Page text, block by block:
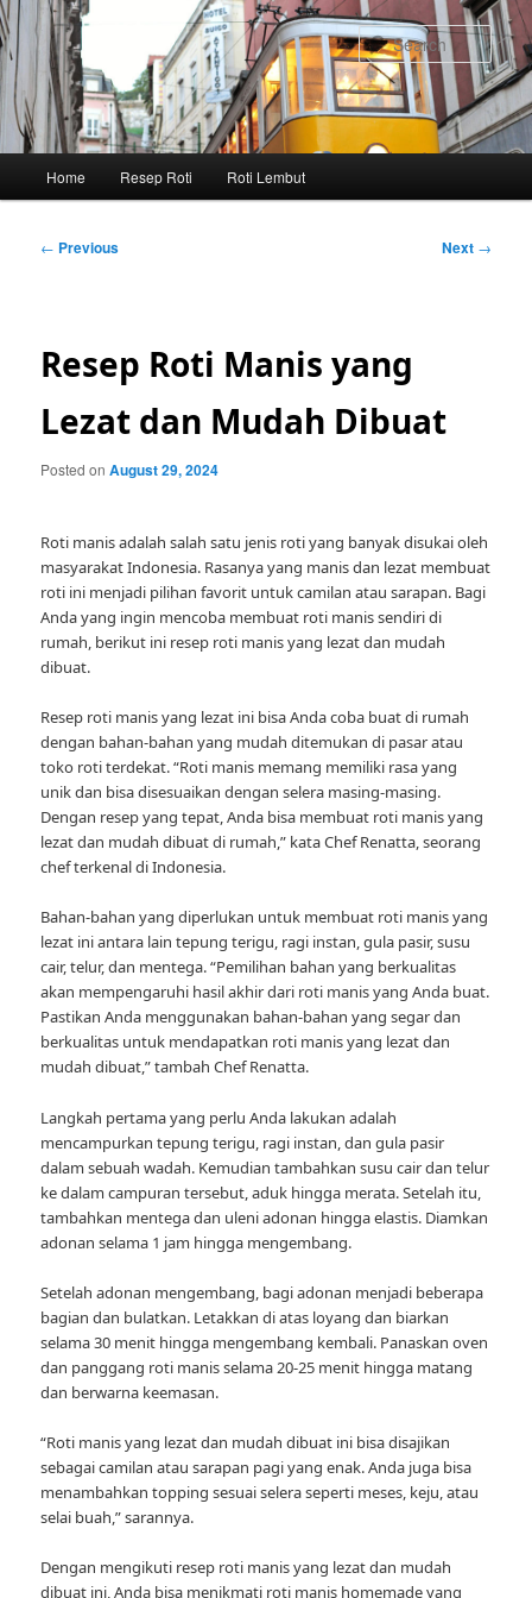
Skip
to
primary
content
Home Resep Roti Roti Lembut
Post
← Previous Next →
Resep Roti Manis yang
Lezat dan Mudah Dibuat
Posted onAugust 29, 2024
Roti manis adalah salah satu jenis roti yang banyak disukai oleh
masyarakat Indonesia. Rasanya yang manis dan lezat membuat
roti ini menjadi pilihan favorit untuk camilan atau sarapan. Bagi
Anda yang ingin mencoba membuat roti manis sendiri di
rumah, berikut ini resep roti manis yang lezat dan mudah
dibuat.
Resep roti manis yang lezat ini bisa Anda coba buat di rumah
dengan bahan-bahan yang mudah ditemukan di pasar atau
toko roti terdekat. “Roti manis memang memiliki rasa yang
unik dan bisa disesuaikan dengan selera masing-masing.
Dengan resep yang tepat, Anda bisa membuat roti manis yang
lezat dan mudah dibuat di rumah,” kata Chef Renatta, seorang
chef terkenal di Indonesia.
Bahan-bahan yang diperlukan untuk membuat roti manis yang
lezat ini antara lain tepung terigu, ragi instan, gula pasir, susu
cair, telur, dan mentega. “Pemilihan bahan yang berkualitas
akan mempengaruhi hasil akhir dari roti manis yang Anda buat.
Pastikan Anda menggunakan bahan-bahan yang segar dan
berkualitas untuk mendapatkan roti manis yang lezat dan
mudah dibuat,” tambah Chef Renatta.
Langkah pertama yang perlu Anda lakukan adalah
mencampurkan tepung terigu, ragi instan, dan gula pasir
dalam sebuah wadah. Kemudian tambahkan susu cair dan telur
ke dalam campuran tersebut, aduk hingga merata. Setelah itu,
tambahkan mentega dan uleni adonan hingga elastis. Diamkan
adonan selama 1 jam hingga mengembang.
Setelah adonan mengembang, bagi adonan menjadi beberapa
bagian dan bulatkan. Letakkan di atas loyang dan biarkan
selama 30 menit hingga mengembang kembali. Panaskan oven
dan panggang roti manis selama 20-25 menit hingga matang
dan berwarna keemasan.
“Roti manis yang lezat dan mudah dibuat ini bisa disajikan
sebagai camilan atau sarapan pagi yang enak. Anda juga bisa
menambahkan topping sesuai selera seperti meses, keju, atau
selai buah,” sarannya.
Dengan mengikuti resep roti manis yang lezat dan mudah
dibuat ini, Anda bisa menikmati roti manis homemade yang